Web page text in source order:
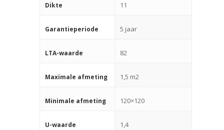
Dikte 11
Garantieperiode 5 jaar
LTA-waarde 82
Maximale afmeting 1,5 m2
Minimale afmeting 120×120
U-waarde 1,4